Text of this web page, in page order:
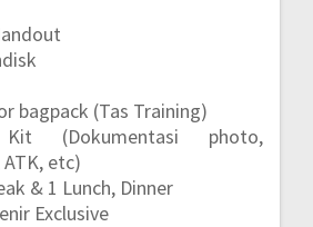
bagpack (Tas Training)
(Dokumentasi photo,
etc)
& 1 Lunch, Dinner
Exclusive